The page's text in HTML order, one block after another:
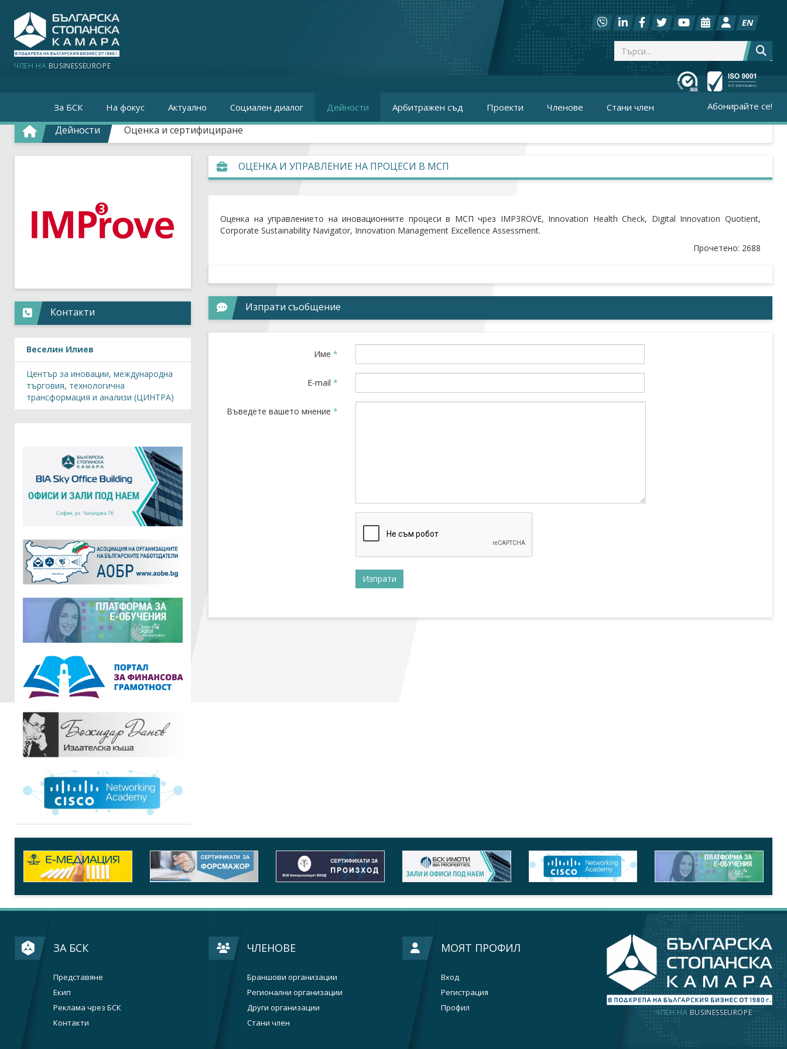
ЧЛЕН НА BUSINESSEUROPE
EN
За БСК На фокус Актуално Социален диалог Дейности Арбитражен съд Проекти Членове Стани член Абонирайте се!
Дейности Оценка и сертифициране
ОЦЕНКА И УПРАВЛЕНИЕ НА ПРОЦЕСИ В МСП
Оценка на управлението на иновационните процеси в МСП чрез IMP3ROVE, Innovation Health Check, Digital Innovation Quotient,
Corporate Sustainability Navigator, Innovation Management Excellence Assessment.
Прочетено: 2688
Изпрати съобщение
Име *
E-mail *
Въведете вашето мнение *
Контакти
Веселин Илиев
Център за иновации, международна
търговия, технологична
трансформация и анализи (ЦИНТРА)
ЗА БСК
Представяне
Екип
Реклама чрез БСК
Контакти
ЧЛЕНОВЕ
Браншови организации
Регионални организации
Други организации
Стани член
МОЯТ ПРОФИЛ
Вход
Регистрация
Профил
ЧЛЕН НА BUSINESSEUROPE